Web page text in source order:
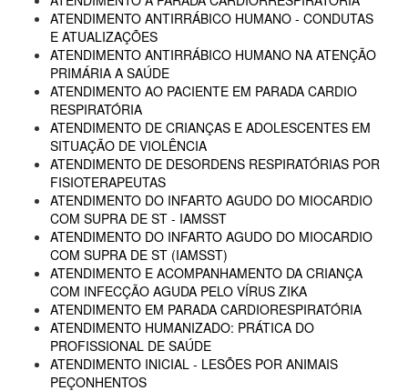
ATENDIMENTO ANTIRRÁBICO HUMANO - CONDUTAS
E ATUALIZAÇÕES
ATENDIMENTO ANTIRRÁBICO HUMANO NA ATENÇÃO
PRIMÁRIA A SAÚDE
ATENDIMENTO AO PACIENTE EM PARADA CARDIO
RESPIRATÓRIA
ATENDIMENTO DE CRIANÇAS E ADOLESCENTES EM
SITUAÇÃO DE VIOLÊNCIA
ATENDIMENTO DE DESORDENS RESPIRATÓRIAS POR
FISIOTERAPEUTAS
ATENDIMENTO DO INFARTO AGUDO DO MIOCARDIO
COM SUPRA DE ST - IAMSST
ATENDIMENTO DO INFARTO AGUDO DO MIOCARDIO
COM SUPRA DE ST (IAMSST)
ATENDIMENTO E ACOMPANHAMENTO DA CRIANÇA
COM INFECÇÃO AGUDA PELO VÍRUS ZIKA
ATENDIMENTO EM PARADA CARDIORESPIRATÓRIA
ATENDIMENTO HUMANIZADO: PRÁTICA DO
PROFISSIONAL DE SAÚDE
ATENDIMENTO INICIAL - LESÕES POR ANIMAIS
PEÇONHENTOS